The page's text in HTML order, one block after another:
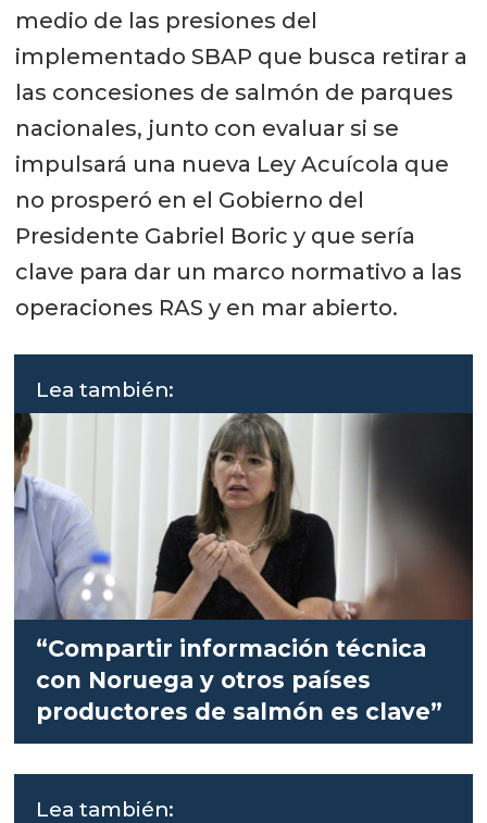
medio de las presiones del
implementado SBAP que busca retirar a
las concesiones de salmón de parques
nacionales, junto con evaluar si se
impulsará una nueva Ley Acuícola que
no prosperó en el Gobierno del
Presidente Gabriel Boric y que sería
clave para dar un marco normativo a las
operaciones RAS y en mar abierto.
Lea también:
“Compartir información técnica
con Noruega y otros países
productores de salmón es clave”
Lea también: